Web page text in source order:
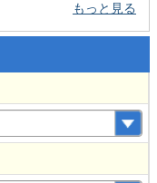
もっと見る